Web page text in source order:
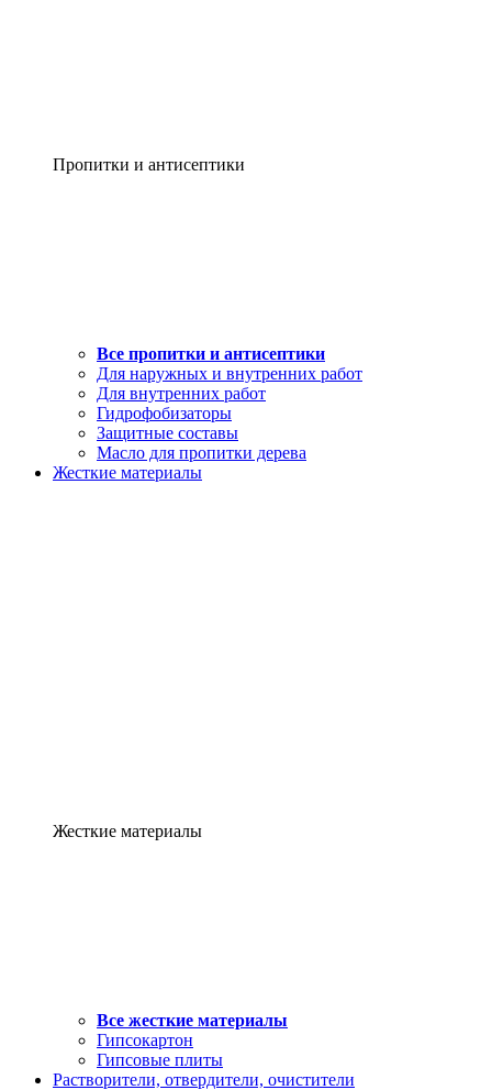
Пропитки и антисептики
Все пропитки и антисептики
Для наружных и внутренних работ
Для внутренних работ
Гидрофобизаторы
Защитные составы
Масло для пропитки дерева
Жесткие материалы
Жесткие материалы
Все жесткие материалы
Гипсокартон
Гипсовые плиты
Растворители, отвердители, очистители